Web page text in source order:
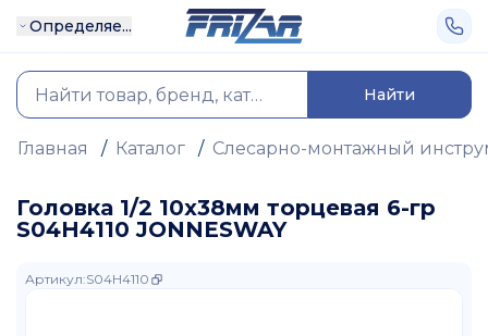
Определяе...
Найти
Главная / Каталог / Слесарно-монтажный
Головка 1/2 10х38мм торцевая 6-гр
S04H4110 JONNESWAY
Артикул:S04H4110